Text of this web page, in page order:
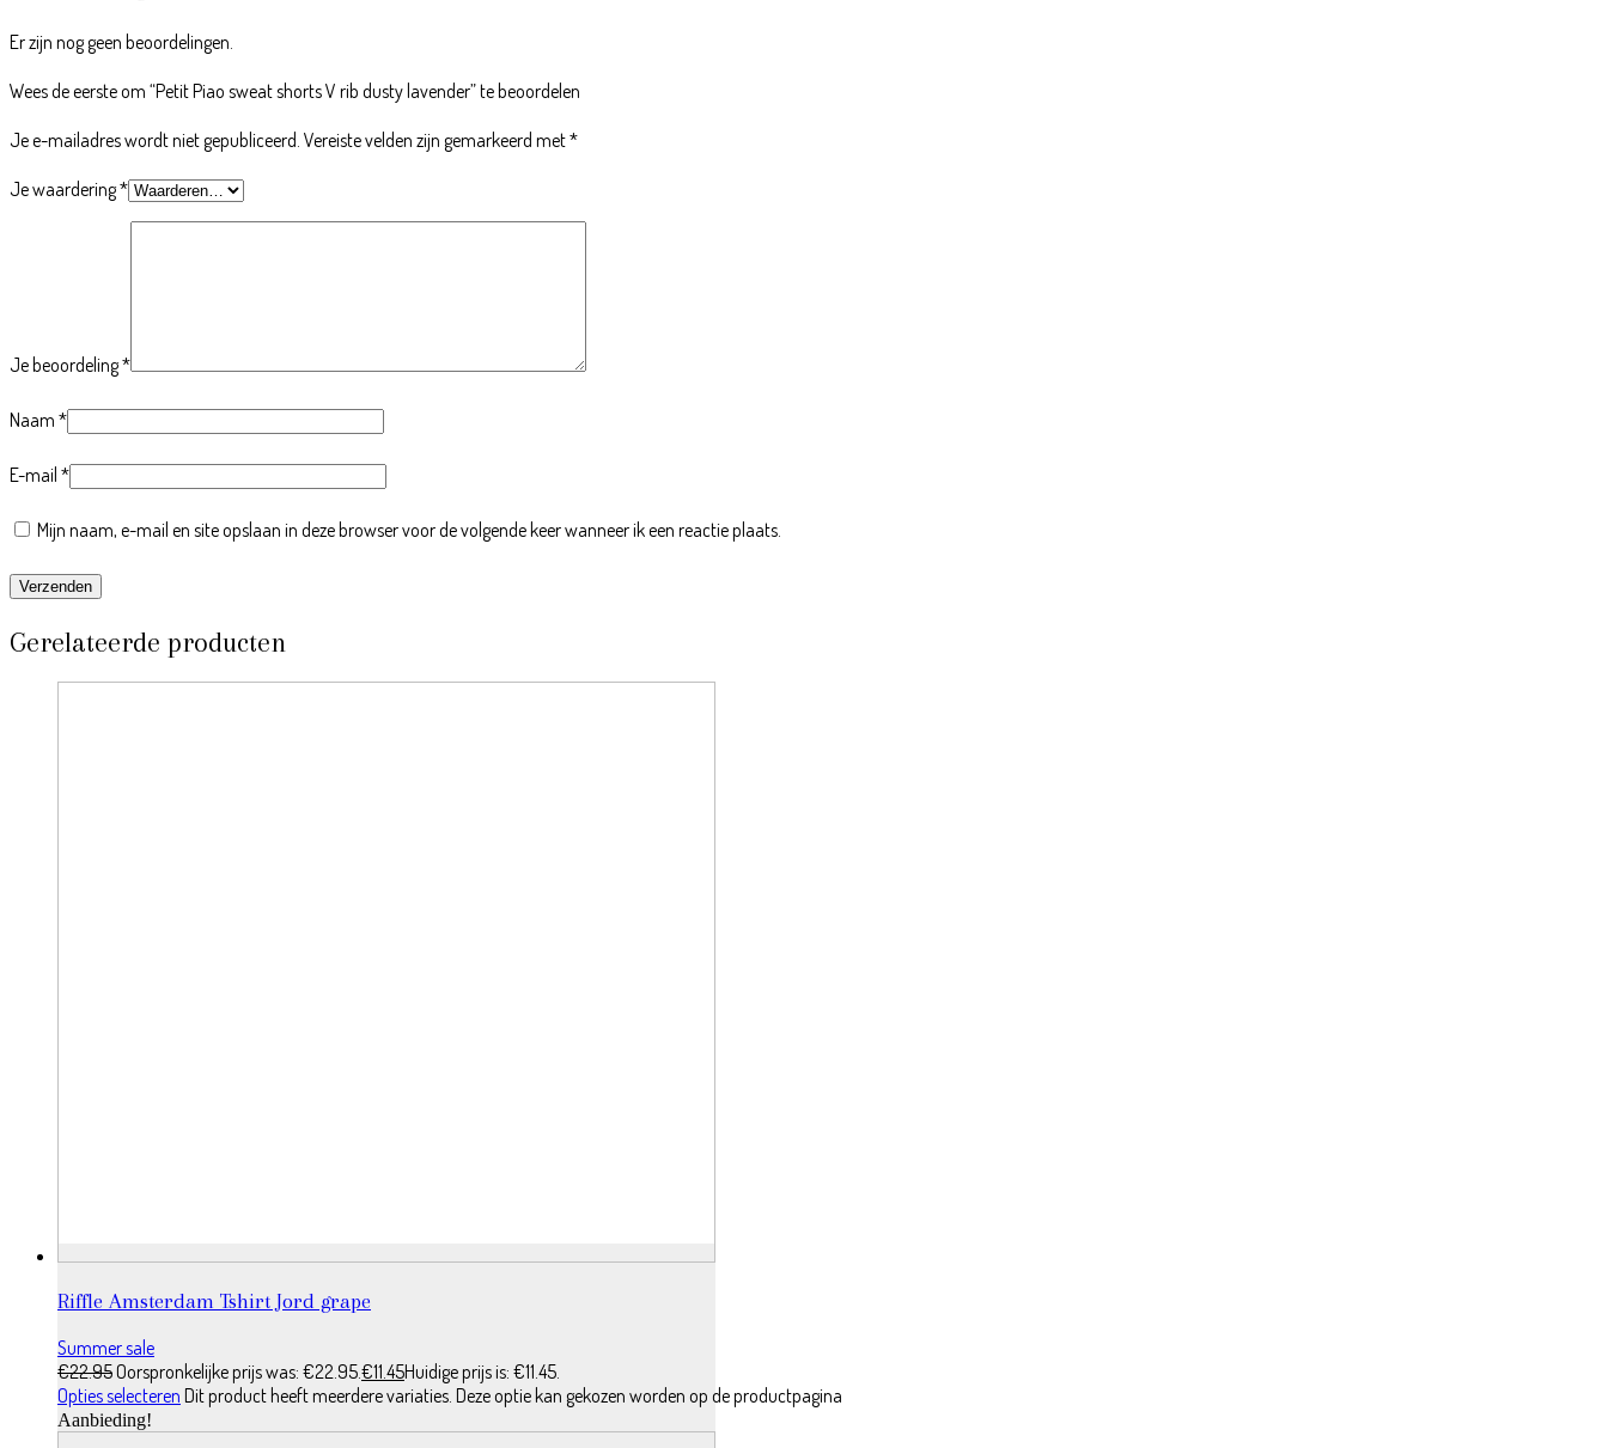
Er zijn nog geen beoordelingen.
Wees de eerste om “Petit Piao sweat shorts V rib dusty lavender” te beoordelen
Je e-mailadres wordt niet gepubliceerd. Vereiste velden zijn gemarkeerd met*
Je waardering*
Je beoordeling*
Naam *
E-mail *
Mijn naam, e-mail en site opslaan in deze browser voor de volgende keer wanneer ik een reactie plaats.
Gerelateerde producten
Riffle Amsterdam Tshirt Jord grape
Summer sale
€22.95Oorspronkelijke prijs was: €22.95.€11.45Huidige prijs is: €11.45.
Opties selecteren Dit product heeft meerdere variaties. Deze optie kan gekozen worden op de productpagina
Aanbieding!